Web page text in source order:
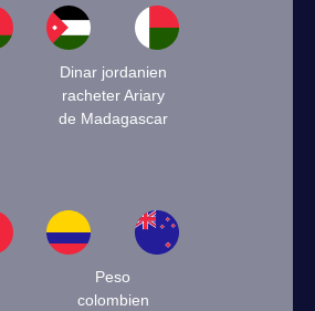
Dinar jordanien
racheter Ariary
de Madagascar
Peso
colombien